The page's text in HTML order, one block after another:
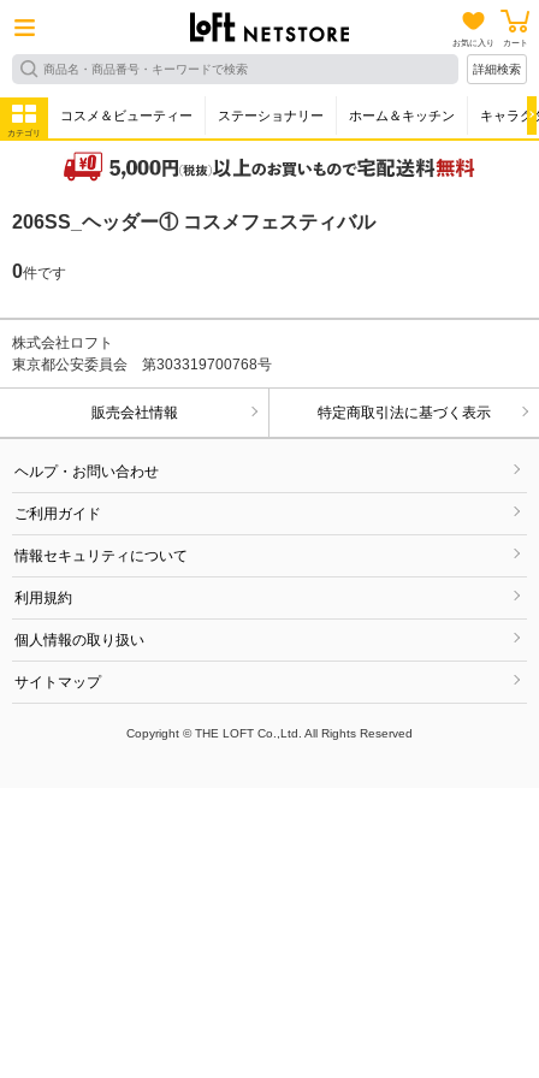
お気に入り カート
詳細検索
カテゴリ
コスメ＆ビューティー ステーショナリー ホーム＆キッチン キャラク
206SS_ヘッダー① コスメフェスティバル
0件です
株式会社ロフト
東京都公安委員会 第303319700768号
販売会社情報 特定商取引法に基づく表示
ヘルプ・お問い合わせ
ご利用ガイド
情報セキュリティについて
利用規約
個人情報の取り扱い
サイトマップ
Copyright © THE LOFT Co.,Ltd. All Rights Reserved